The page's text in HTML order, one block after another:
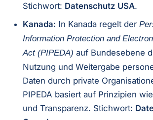
Stichwort: Datenschutz USA.
Kanada: In Kanada regelt der
Information Protection and
Act (PIPEDA) auf Bundesebene
Nutzung und Weitergabe
Daten durch private
PIPEDA basiert auf Prinzipien
und Transparenz. Stichwort: